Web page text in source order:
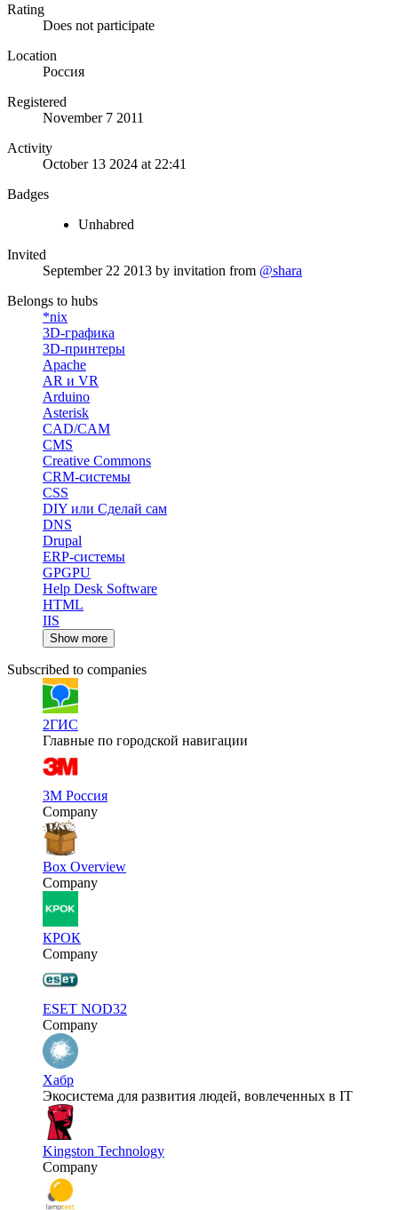
Rating
Does not participate
Location
Россия
Registered
November 7 2011
Activity
October 13 2024 at 22:41
Badges
Unhabred
Invited
September 22 2013 by invitation from @shara
Belongs to hubs
*nix
3D-графика
3D-принтеры
Apache
AR и VR
Arduino
Asterisk
CAD/CAM
CMS
Creative Commons
CRM-системы
CSS
DIY или Сделай сам
DNS
Drupal
ERP-системы
GPGPU
Help Desk Software
HTML
IIS
Show more
Subscribed to companies
2ГИС
Главные по городской навигации
3M Россия
Company
Box Overview
Company
КРОК
Company
ESET NOD32
Company
Хабр
Экосистема для развития людей, вовлеченных в IT
Kingston Technology
Company